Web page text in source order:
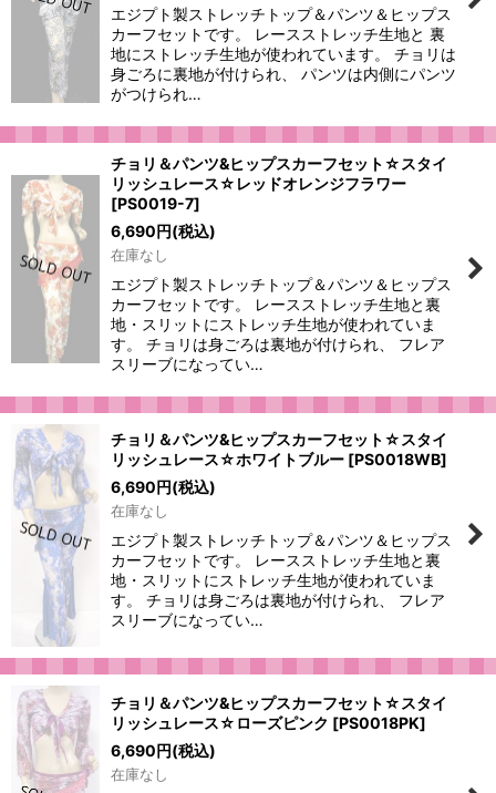
エジプト製ストレッチトップ＆パンツ＆ヒップス
カーフセットです。 レースストレッチ生地と 裏
地にストレッチ生地が使われています。 チョリは
身ごろに裏地が付けられ、 パンツは内側にパンツ
がつけられ…
チョリ＆パンツ&ヒップスカーフセット☆スタイ
リッシュレース☆レッドオレンジフラワー
[PS0019-7]
6,690円(税込)
在庫なし
エジプト製ストレッチトップ＆パンツ＆ヒップス
カーフセットです。 レースストレッチ生地と裏
地・スリットにストレッチ生地が使われていま
す。 チョリは身ごろは裏地が付けられ、 フレア
スリーブになってい…
チョリ＆パンツ&ヒップスカーフセット☆スタイ
リッシュレース☆ホワイトブルー [PS0018WB]
6,690円(税込)
在庫なし
エジプト製ストレッチトップ＆パンツ＆ヒップス
カーフセットです。 レースストレッチ生地と裏
地・スリットにストレッチ生地が使われていま
す。 チョリは身ごろは裏地が付けられ、 フレア
スリーブになってい…
チョリ＆パンツ&ヒップスカーフセット☆スタイ
リッシュレース☆ローズピンク [PS0018PK]
6,690円(税込)
在庫なし